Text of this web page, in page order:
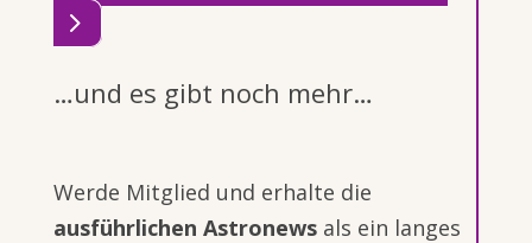
…und es gibt noch mehr…
Werde Mitglied und erhalte die
ausführlichen Astronewsals ein langes